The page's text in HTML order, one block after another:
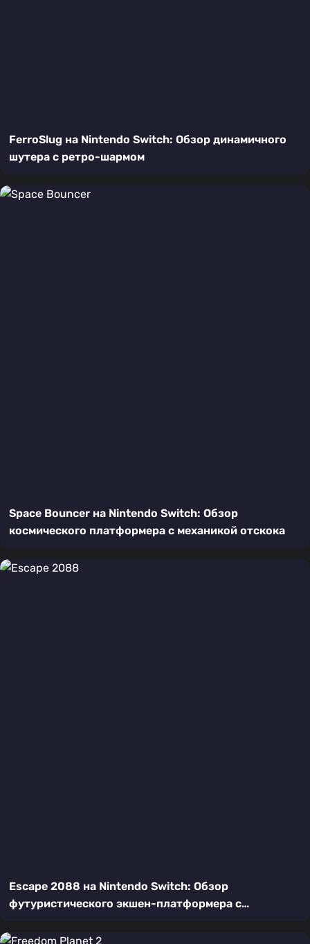
FerroSlug на Nintendo Switch: Обзор динамичного
шутера с ретро-шармом
Space Bouncer на Nintendo Switch: Обзор
космического платформера с механикой отскока
Escape 2088 на Nintendo Switch: Обзор
футуристического экшен-платформера с